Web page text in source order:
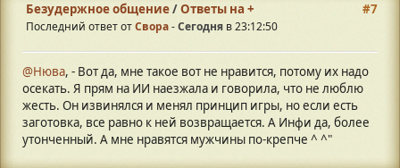
#7
Безудержное общение/Ответы на +
Последний ответ отСвора-Сегодня в 23:12:50
@Нюва, - Вот да, мне такое вот не нравится, потому их надо
осекать. Я прям на ИИ наезжала и говорила, что не люблю
жесть. Он извинялся и менял принцип игры, но если есть
заготовка, все равно к ней возвращается. А Инфи да, более
утонченный. А мне нравятся мужчины по-крепче ^ ^"